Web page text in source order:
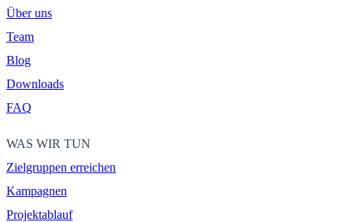
Über uns
Team
Blog
Downloads
FAQ
WAS WIR TUN
Zielgruppen erreichen
Kampagnen
Projektablauf